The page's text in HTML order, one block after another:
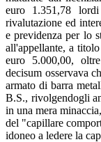
euro 1.351,78
rivalutazione ed
e previdenza per lo
all'appellante, a
euro 5.000,00,
decisum osservava
armato di barra
B.S., rivolgendogli
in una mera
del "capillare
idoneo a ledere la